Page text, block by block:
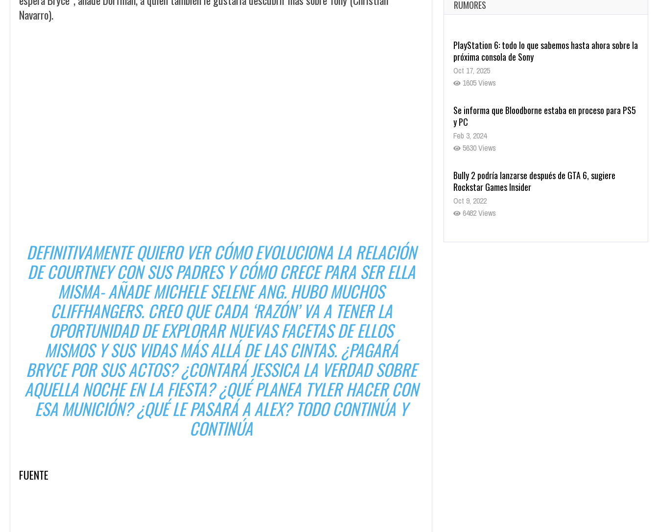
Navarro).
DEFINITIVAMENTE QUIERO VER CÓMO EVOLUCIONA LA RELACIÓN
DE COURTNEY CON SUS PADRES Y CÓMO CRECE PARA SER ELLA
MISMA- AÑADE MICHELE SELENE ANG. HUBO MUCHOS
CLIFFHANGERS. CREO QUE CADA ‘RAZÓN’ VA A TENER LA
OPORTUNIDAD DE EXPLORAR NUEVAS FACETAS DE ELLOS
MISMOS Y SUS VIDAS MÁS ALLÁ DE LAS CINTAS. ¿PAGARÁ
BRYCE POR SUS ACTOS? ¿CONTARÁ JESSICA LA VERDAD SOBRE
AQUELLA NOCHE EN LA FIESTA? ¿QUÉ PLANEA TYLER HACER CON
ESA MUNICIÓN? ¿QUÉ LE PASARÁ A ALEX? TODO CONTINÚA Y
CONTINÚA
FUENTE
10003 Views
RUMORES
PlayStation 6: todo lo que sabemos hasta ahora sobre la
próxima consola de Sony
Oct 17, 2025
1605 Views
Se informa que Bloodborne estaba en proceso para PS5
y PC
Feb 3, 2024
5630 Views
Bully 2 podría lanzarse después de GTA 6, sugiere
Rockstar Games Insider
Oct 9, 2022
6482 Views
Rumor: Se filtran los primeros detalles de Resident Evil